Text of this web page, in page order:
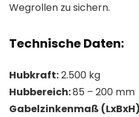
Wegrollen zu sichern.
Technische Daten:
Hubkraft:2.500 kg
Hubbereich:85 – 200 mm
Gabelzinkenmaß